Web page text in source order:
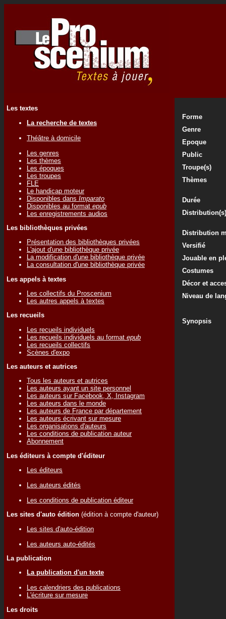
Les textes
La recherche de textes
Théâtre à domicile
Les genres
Les thèmes
Les époques
Les troupes
FLE
Le handicap moteur
Disponibles dans Imparato
Disponibles au format epub
Les enregistrements audios
Les bibliothèques privées
Présentation des bibliothèques privées
L'ajout d'une bibliothèque privée
La modification d'une bibliothèque privée
La consultation d'une bibliothèque privée
Les appels à textes
Les collectifs du Proscenium
Les autres appels à textes
Les recueils
Les recueils individuels
Les recueils individuels au format epub
Les recueils collectifs
Scènes d'expo
Les auteurs et autrices
Tous les auteurs et autrices
Les auteurs ayant un site personnel
Les auteurs sur Facebook, X, Instagram
Les auteurs dans le monde
Les auteurs de France par département
Les auteurs écrivant sur mesure
Les organisations d'auteurs
Les conditions de publication auteur
Abonnement
Les éditeurs à compte d'éditeur
Les éditeurs
Les auteurs édités
Les conditions de publication éditeur
Les sites d'auto édition (édition à compte d'auteur)
Les sites d'auto-édition
Les auteurs auto-édités
La publication
La publication d'un texte
Les calendriers des publications
L'écriture sur mesure
Les droits
Forme
Genre
Epoque
Public
Troupe(s)
Thèmes
Durée
Distribution(s)
Distribution
Versifié
Jouable en
Costumes
Décor et
Niveau de
Synopsis